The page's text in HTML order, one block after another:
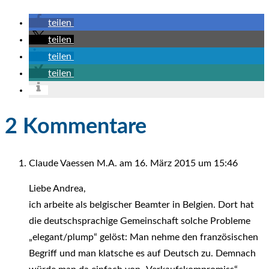
teilen
teilen
teilen
teilen
2 Kommentare
Claude Vaessen M.A. am 16. März 2015 um 15:46
Liebe Andrea,
ich arbeite als belgischer Beamter in Belgien. Dort hat
die deutschsprachige Gemeinschaft solche Probleme
„elegant/plump“ gelöst: Man nehme den französischen
Begriff und man klatsche es auf Deutsch zu. Demnach